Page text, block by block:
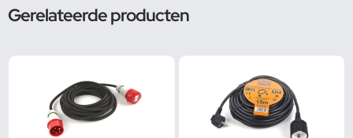
Gerelateerde producten